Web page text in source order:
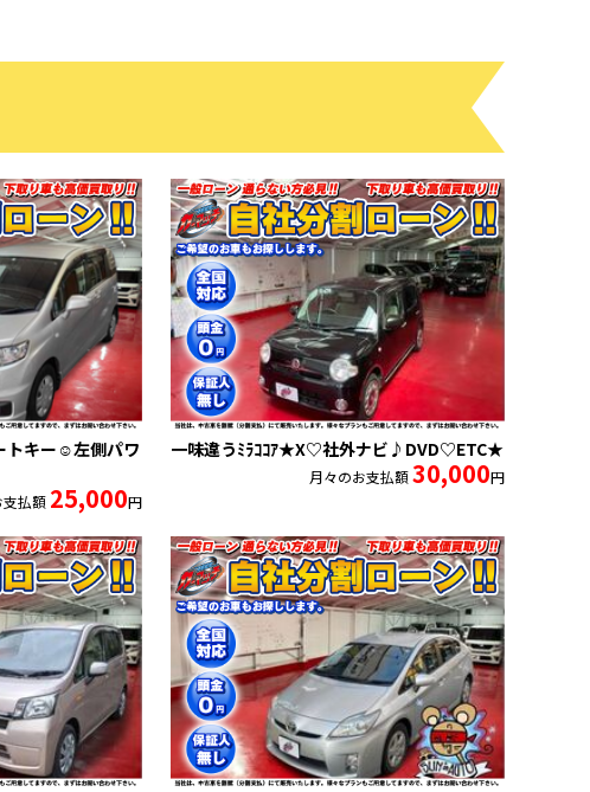
トキー☺左側パワ
支払額 25,000円
一味違うﾐﾗｺｺｱ★X♡社外ナビ♪DVD♡ETC★
月々のお支払額30,000円